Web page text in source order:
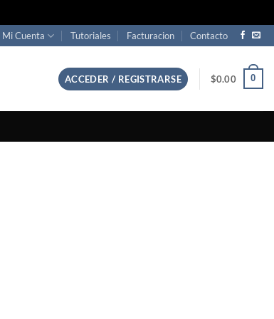
Mi Cuenta Tutoriales Facturacion Contacto
ACCEDER / REGISTRARSE $0.00 0